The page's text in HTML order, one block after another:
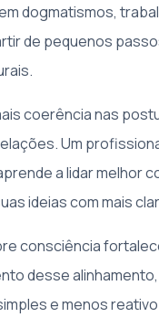
dogmatismos,
de pequenos
coerência nas
Um
a lidar melhor
ideias com mais
consciência
desse
e menos